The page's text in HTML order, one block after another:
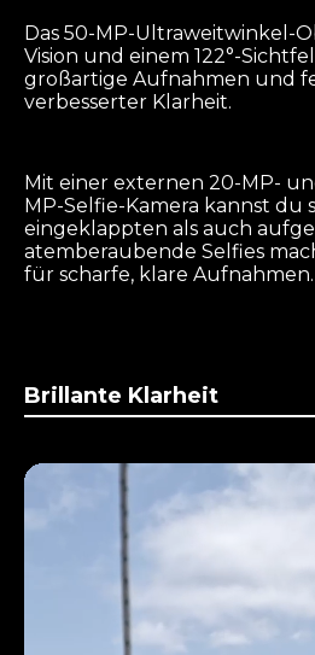
Das 50-MP-Ultraweitwinkel-
Vision und einem 122°-
großartige Aufnahmen und
verbesserter Klarheit.
Mit einer externen 20-MP-
MP-Selfie-Kamera kannst du
eingeklappten als auch
atemberaubende Selfies
für scharfe, klare Aufnahmen.
Brillante Klarheit